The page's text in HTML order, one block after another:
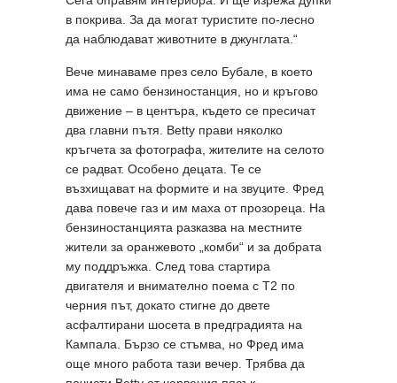
в покрива. За да могат туристите по-лесно
да наблюдават животните в джунглата.“
Вече минаваме през село Бубале, в което
има не само бензиностанция, но и кръгово
движение – в центъра, където се пресичат
два главни пътя. Betty прави няколко
кръгчета за фотографа, жителите на селото
се радват. Особено децата. Те се
възхищават на формите и на звуците. Фред
дава повече газ и им маха от прозореца. На
бензиностанцията разказва на местните
жители за оранжевото „комби“ и за добрата
му поддръжка. След това стартира
двигателя и внимателно поема с Т2 по
черния път, докато стигне до двете
асфалтирани шосета в предградията на
Кампала. Бързо се стъмва, но Фред има
още много работа тази вечер. Трябва да